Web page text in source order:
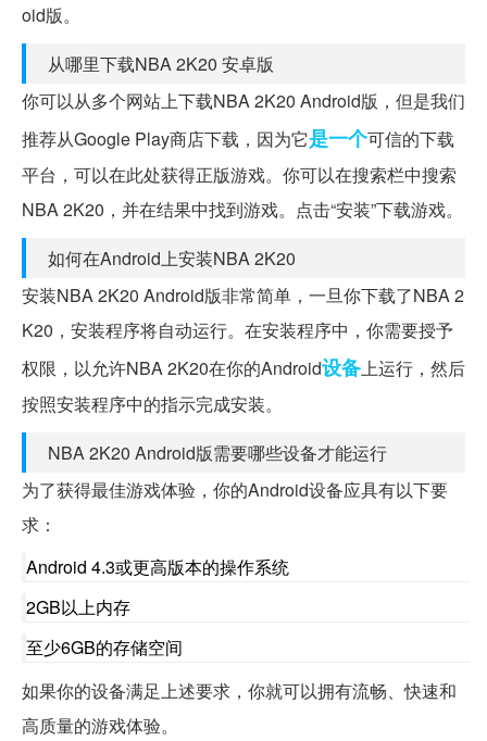
oid版。
从哪里下载NBA 2K20 安卓版
你可以从多个网站上下载NBA 2K20 Android版，但是我们
推荐从Google Play商店下载，因为它是一个可信的下载
平台，可以在此处获得正版游戏。你可以在搜索栏中搜索
NBA 2K20，并在结果中找到游戏。点击“安装”下载游戏。
如何在Android上安装NBA 2K20
安装NBA 2K20 Android版非常简单，一旦你下载了NBA 2
K20，安装程序将自动运行。在安装程序中，你需要授予
权限，以允许NBA 2K20在你的Android设备上运行，然后
按照安装程序中的指示完成安装。
NBA 2K20 Android版需要哪些设备才能运行
为了获得最佳游戏体验，你的Android设备应具有以下要
求：
Android 4.3或更高版本的操作系统
2GB以上内存
至少6GB的存储空间
如果你的设备满足上述要求，你就可以拥有流畅、快速和
高质量的游戏体验。